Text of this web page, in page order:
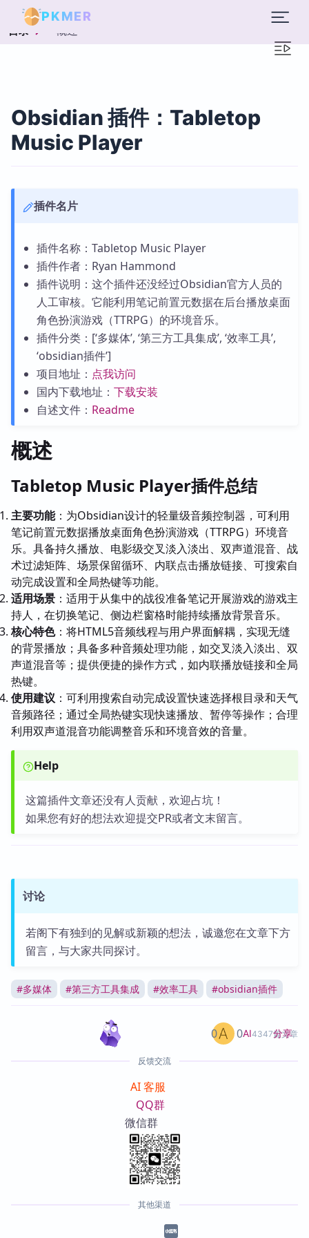
PKMER
目录 概述
Obsidian 插件：Tabletop
Music Player
插件名片
插件名称：Tabletop Music Player
插件作者：Ryan Hammond
插件说明：这个插件还没经过Obsidian官方人员的
人工审核。它能利用笔记前置元数据在后台播放桌面
角色扮演游戏（TTRPG）的环境音乐。
插件分类：[‘多媒体’, ‘第三方工具集成’, ‘效率工具’,
‘obsidian插件’]
项目地址： 点我访问
国内下载地址： 下载安装
自述文件： Readme
概述
Tabletop Music Player插件总结
主要功能：为Obsidian设计的轻量级音频控制器，可利用
笔记前置元数据播放桌面角色扮演游戏（TTRPG）环境音
乐。具备持久播放、电影级交叉淡入淡出、双声道混音、战
术过滤矩阵、场景保留循环、内联点击播放链接、可搜索自
动完成设置和全局热键等功能。
适用场景 ：适用于从集中的战役准备笔记开展游戏的游戏主
持人，在切换笔记、侧边栏窗格时能持续播放背景音乐。
核心特色：将HTML5音频线程与用户界面解耦，实现无缝
的背景播放；具备多种音频处理功能，如交叉淡入淡出、双
声道混音等；提供便捷的操作方式，如内联播放链接和全局
热键。
使用建议 ：可利用搜索自动完成设置快速选择根目录和天气
音频路径；通过全局热键实现快速播放、暂停等操作；合理
利用双声道混音功能调整音乐和环境音效的音量。
Help
这篇插件文章还没有人贡献，欢迎占坑！
如果您有好的想法欢迎提交PR或者文末留言。
讨论
若阁下有独到的见解或新颖的想法，诚邀您在文章下方
留言，与大家共同探讨。
#多媒体 #第三方工具集成 #效率工具 #obsidian插件
AI4347篇文章
0 0 分享
反馈交流
AI 客服
QQ群
微信群
其他渠道